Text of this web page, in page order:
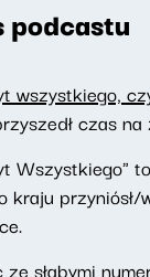
podcastu
wszystkiego,
czas na
Wszystkiego"
kraju
ze słabymi